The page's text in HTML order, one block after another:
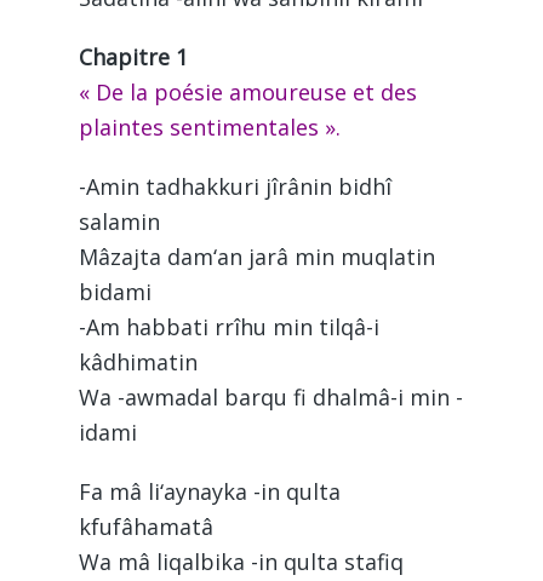
Chapitre 1
« De la poésie amoureuse et des
plaintes sentimentales ».
-Amin tadhakkuri jîrânin bidhî
salamin
Mâzajta dam‘an jarâ min muqlatin
bidami
-Am habbati rrîhu min tilqâ-i
kâdhimatin
Wa -awmadal barqu fi dhalmâ-i min -
idami
Fa mâ li‘aynayka -in qulta
kfufâhamatâ
Wa mâ liqalbika -in qulta stafiq